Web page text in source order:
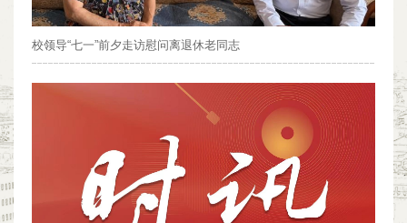
校领导“七一”前夕走访慰问离退休老同志